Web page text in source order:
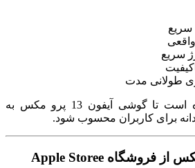
سریع
سریع
طولانی مدت
این ویژگی‌ها باعث شده است تا گوشی آیفون 13 پرو مکس به
برای کاربران محسوب شود.